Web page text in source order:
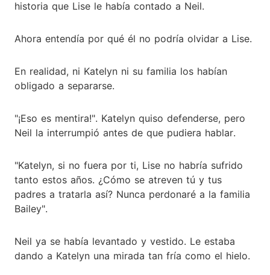
historia que Lise le había contado a Neil.
Ahora entendía por qué él no podría olvidar a Lise.
En realidad, ni Katelyn ni su familia los habían
obligado a separarse.
"¡Eso es mentira!". Katelyn quiso defenderse, pero
Neil la interrumpió antes de que pudiera hablar.
"Katelyn, si no fuera por ti, Lise no habría sufrido
tanto estos años. ¿Cómo se atreven tú y tus
padres a tratarla así? Nunca perdonaré a la familia
Bailey".
Neil ya se había levantado y vestido. Le estaba
dando a Katelyn una mirada tan fría como el hielo.